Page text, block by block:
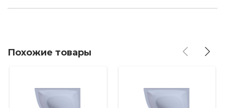
Похожие товары